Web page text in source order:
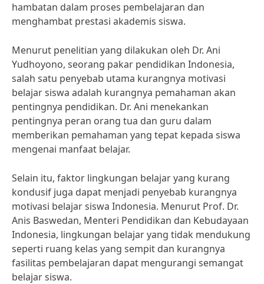
hambatan dalam proses pembelajaran dan
menghambat prestasi akademis siswa.
Menurut penelitian yang dilakukan oleh Dr. Ani
Yudhoyono, seorang pakar pendidikan Indonesia,
salah satu penyebab utama kurangnya motivasi
belajar siswa adalah kurangnya pemahaman akan
pentingnya pendidikan. Dr. Ani menekankan
pentingnya peran orang tua dan guru dalam
memberikan pemahaman yang tepat kepada siswa
mengenai manfaat belajar.
Selain itu, faktor lingkungan belajar yang kurang
kondusif juga dapat menjadi penyebab kurangnya
motivasi belajar siswa Indonesia. Menurut Prof. Dr.
Anis Baswedan, Menteri Pendidikan dan Kebudayaan
Indonesia, lingkungan belajar yang tidak mendukung
seperti ruang kelas yang sempit dan kurangnya
fasilitas pembelajaran dapat mengurangi semangat
belajar siswa.